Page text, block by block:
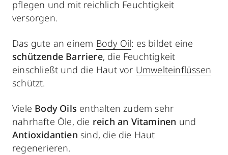
pflegen und mit reichlich Feuchtigkeit
versorgen.
Das gute an einem Body Oil: es bildet eine
schützende Barriere, die Feuchtigkeit
einschließt und die Haut vor Umwelteinflüssen
schützt.
Viele Body Oils enthalten zudem sehr
nahrhafte Öle, die reich an Vitaminen und
Antioxidantien sind, die die Haut
regenerieren.